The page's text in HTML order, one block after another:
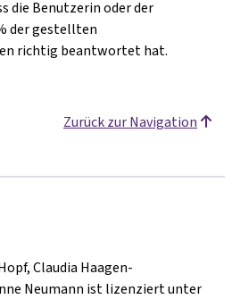
die Benutzerin oder der
der gestellten
richtig beantwortet hat.
Zurück zur Navigation
Claudia Haagen-
Neumann ist lizenziert unter